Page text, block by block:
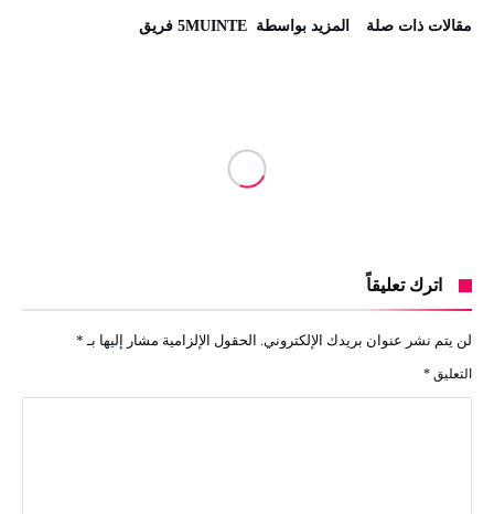
‫مقالات ذات صلة‬ ‫‫المزيد بواسطة‬ ‬ 5MUINTE فريق
اترك تعليقاً
لن يتم نشر عنوان بريدك الإلكتروني. الحقول الإلزامية مشار إليها بـ *
التعليق *